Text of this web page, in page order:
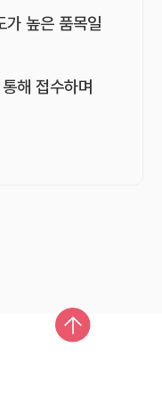
높은 품목일
해 접수하며